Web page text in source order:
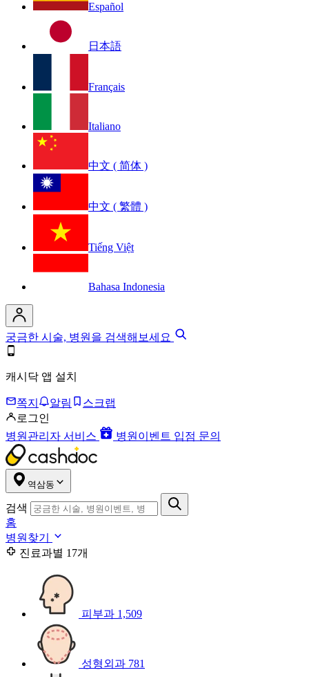
Español
日本語
Français
Italiano
中文 ( 简体 )
中文 ( 繁體 )
Tiếng Việt
Bahasa Indonesia
궁금한 시술, 병원을 검색해보세요
캐시닥 앱 설치
쪽지 알림
스크랩
로그인
병원관리자 서비스
병원이벤트 입점 문의
역삼동
검색
홈
병원찾기
진료과별 17개
피부과 1,509
성형외과 781